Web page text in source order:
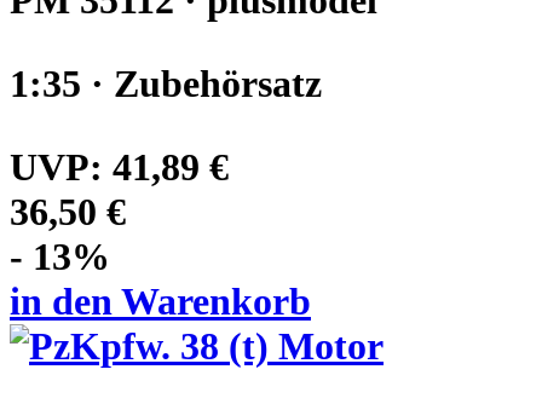
1:35 · Zubehörsatz
UVP: 41,89 €
36,50 €
- 13%
in den Warenkorb